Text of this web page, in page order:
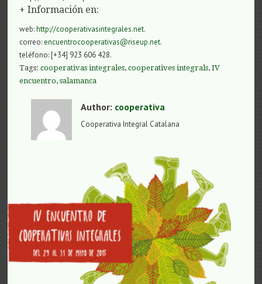
+ Información en:
web:http://cooperativasintegrales.net.
correo:encuentrocooperativas@riseup.net.
teléfono: [+34] 923 606 428.
Tags:cooperativas integrales,cooperatives integrals,IV
encuentro,salamanca
Author: cooperativa
Cooperativa Integral Catalana